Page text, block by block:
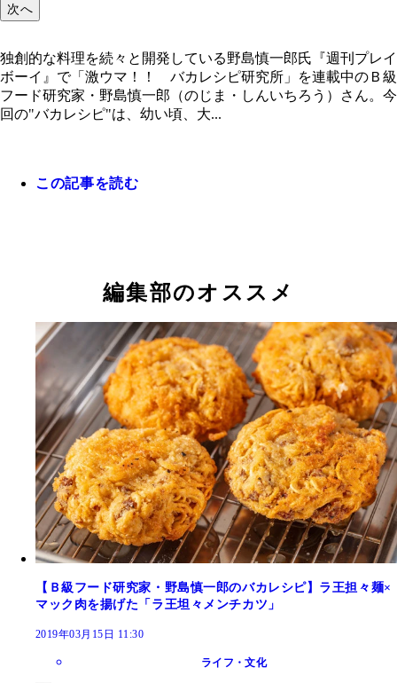
独創的な料理を続々と開発している野島慎一郎氏
次へ
独創的な料理を続々と開発している野島慎一郎氏『週刊プレイ
ボーイ』で「激ウマ！！ バカレシピ研究所」を連載中のＢ級
フード研究家・野島慎一郎（のじま・しんいちろう）さん。今
回の"バカレシピ"は、幼い頃、大...
この記事を読む
編集部のオススメ
【Ｂ級フード研究家・野島慎一郎のバカレシピ】ラ王担々麺×
マック肉を揚げた「ラ王坦々メンチカツ」
2019年03月15日 11:30
ライフ・文化